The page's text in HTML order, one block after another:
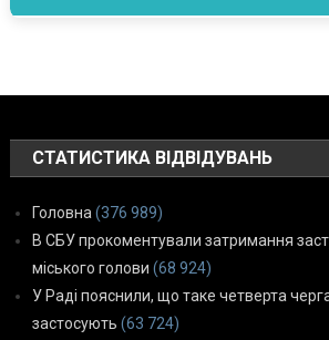
СТАТИСТИКА ВІДВІДУВАНЬ
Головна (376 989)
В СБУ прокоментували затримання
міського голови (68 924)
У Раді пояснили, що таке четверта черга
застосують (63 724)